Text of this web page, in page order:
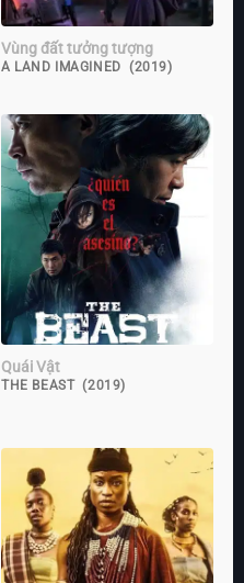
Vùng đất tưởng tượng
A LAND IMAGINED (2019)
Quái Vật
THE BEAST (2019)